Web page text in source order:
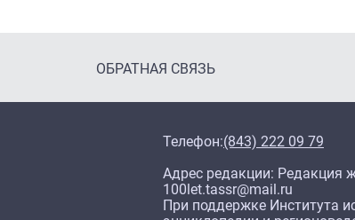
ОБРАТНАЯ СВЯЗЬ
Телефон:(843) 222 09 79
Адрес редакции: Редакция
100let.tassr@mail.ru
При поддержке Института